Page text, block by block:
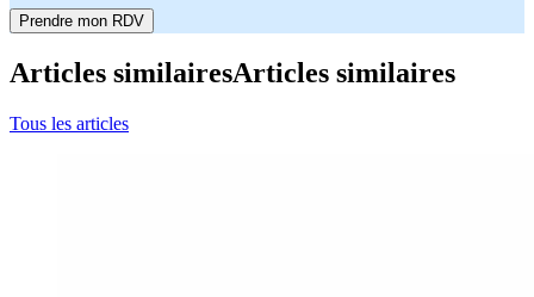
Prendre mon RDV
Articles similairesArticles similaires
Tous les articles